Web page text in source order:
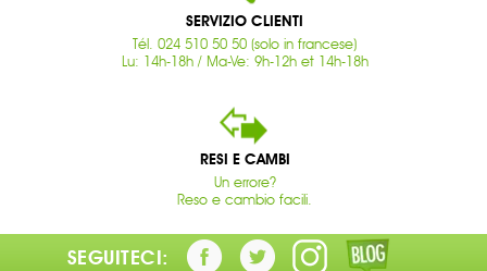
SERVIZIO CLIENTI
Tél. 024 510 50 50 (solo in francese)
Lu: 14h-18h / Ma-Ve: 9h-12h et 14h-18h
RESI E CAMBI
Un errore?
Reso e cambio facili.
SEGUITECI: